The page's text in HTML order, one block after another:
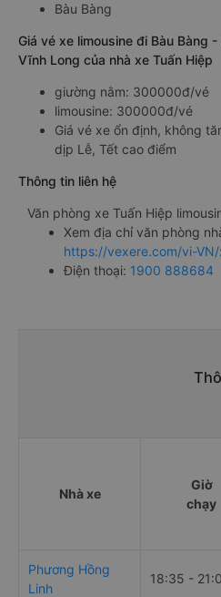
Bàu Bàng
Giá vé xe limousine đi Bàu Bàng
Vĩnh Long của nhà xe Tuấn Hiệp
giường nằm: 300000đ/vé
limousine: 300000đ/vé
Giá vé xe ổn định, không
dịp Lễ, Tết cao điểm
Thông tin liên hệ
Văn phòng xe Tuấn Hiệp
Xem địa chỉ văn phòng
https://vexere.com/vi-
Điện thoại: 1900 888684
Nhà xe
Giờ
chạy
Phương Hồng
Linh
18:35 -